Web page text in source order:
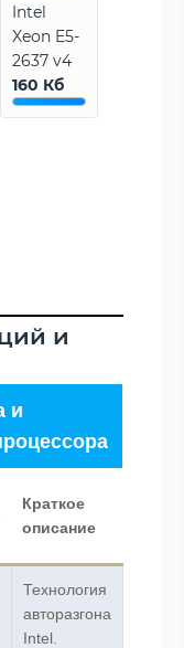
Intel
Xeon E5-
2637 v4
160 Кб
и
и
Краткое
описание
Технология
авторазгона
Intel.